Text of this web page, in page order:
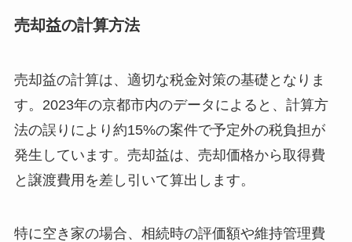
売却益の計算方法
売却益の計算は、適切な税金対策の基礎となりま
す。2023年の京都市内のデータによると、計算方
法の誤りにより約15%の案件で予定外の税負担が
発生しています。売却益は、売却価格から取得費
と譲渡費用を差し引いて算出します。
特に空き家の場合、相続時の評価額や維持管理費